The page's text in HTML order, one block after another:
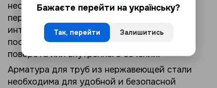
необходимые для регулирования потоков,
перекрытия или корректировки
интенсивности, объема. Это делается
посредством перекрывания, изменения угла
поворота или внутреннего сечения.
Арматура для труб из нержавеющей стали
необходима для удобной и безопасной
Бажаєте перейти на українську?
Так, перейти Залишитись